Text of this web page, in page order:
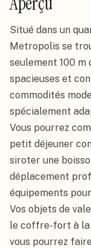
Situé dans un
Metropolis se
seulement 100 m
spacieuses et
commodités
spécialement
Vous pourrez
petit déjeuner
siroter une
déplacement
équipements
Vos objets de
le coffre-fort à la
vous pourrez